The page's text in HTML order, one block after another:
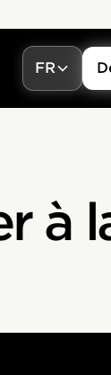
FR
à